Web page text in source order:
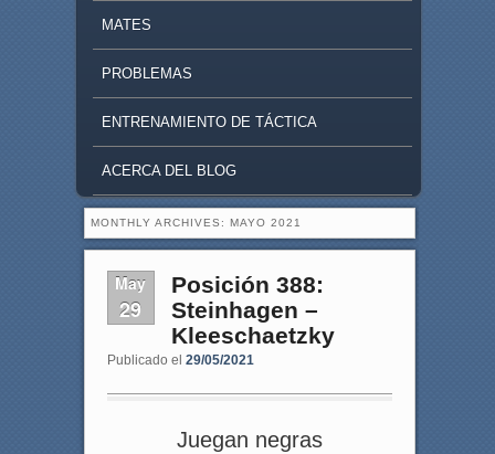
MATES
PROBLEMAS
ENTRENAMIENTO DE TÁCTICA
ACERCA DEL BLOG
MONTHLY ARCHIVES: MAYO 2021
May
29
Posición 388:
Steinhagen –
Kleeschaetzky
Publicado el 29/05/2021
Juegan negras